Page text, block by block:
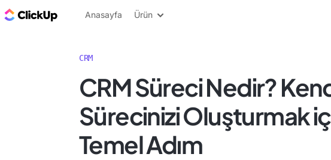
ClickUp Blog
Anasayfa Ürün
CRM
CRM Süreci Nedir?
Sürecinizi Oluşturmak
Temel Adım